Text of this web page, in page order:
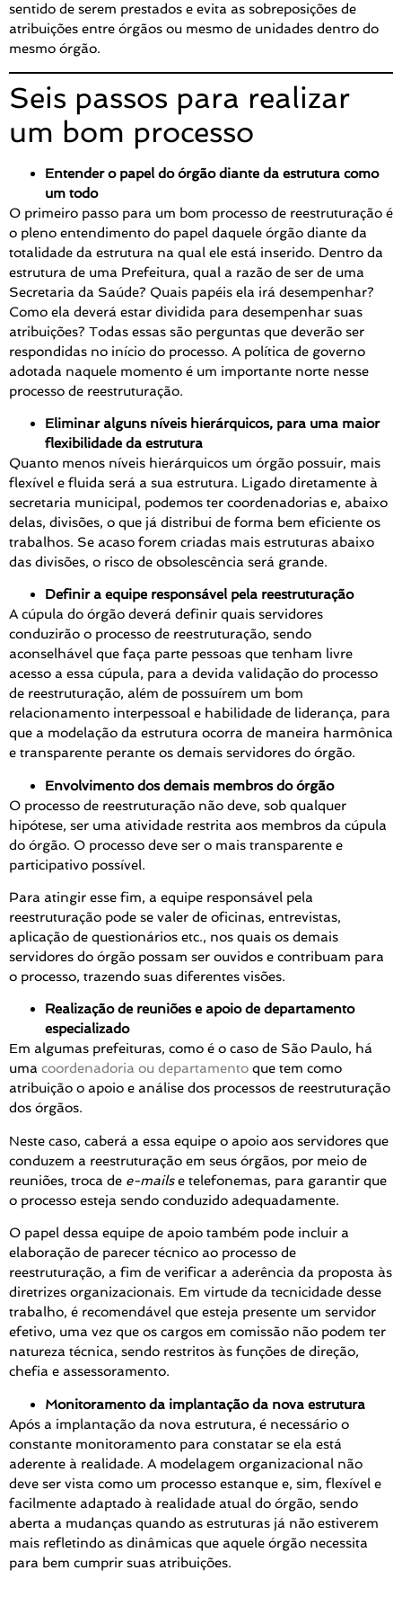
sentido de serem prestados e evita as sobreposições de
atribuições entre órgãos ou mesmo de unidades dentro do
mesmo órgão.
Seis passos para realizar
um bom processo
Entender o papel do órgão diante da estrutura como
um todo
O primeiro passo para um bom processo de reestruturação é
o pleno entendimento do papel daquele órgão diante da
totalidade da estrutura na qual ele está inserido. Dentro da
estrutura de uma Prefeitura, qual a razão de ser de uma
Secretaria da Saúde? Quais papéis ela irá desempenhar?
Como ela deverá estar dividida para desempenhar suas
atribuições? Todas essas são perguntas que deverão ser
respondidas no início do processo. A política de governo
adotada naquele momento é um importante norte nesse
processo de reestruturação.
Eliminar alguns níveis hierárquicos, para uma maior
flexibilidade da estrutura
Quanto menos níveis hierárquicos um órgão possuir, mais
flexível e fluida será a sua estrutura. Ligado diretamente à
secretaria municipal, podemos ter coordenadorias e, abaixo
delas, divisões, o que já distribui de forma bem eficiente os
trabalhos. Se acaso forem criadas mais estruturas abaixo
das divisões, o risco de obsolescência será grande.
Definir a equipe responsável pela reestruturação
A cúpula do órgão deverá definir quais servidores
conduzirão o processo de reestruturação, sendo
aconselhável que faça parte pessoas que tenham livre
acesso a essa cúpula, para a devida validação do processo
de reestruturação, além de possuírem um bom
relacionamento interpessoal e habilidade de liderança, para
que a modelação da estrutura ocorra de maneira harmônica
e transparente perante os demais servidores do órgão.
Envolvimento dos demais membros do órgão
O processo de reestruturação não deve, sob qualquer
hipótese, ser uma atividade restrita aos membros da cúpula
do órgão. O processo deve ser o mais transparente e
participativo possível.
Para atingir esse fim, a equipe responsável pela
reestruturação pode se valer de oficinas, entrevistas,
aplicação de questionários etc., nos quais os demais
servidores do órgão possam ser ouvidos e contribuam para
o processo, trazendo suas diferentes visões.
Realização de reuniões e apoio de departamento
especializado
Em algumas prefeituras, como é o caso de São Paulo, há
uma coordenadoria ou departamento que tem como
atribuição o apoio e análise dos processos de reestruturação
dos órgãos.
Neste caso, caberá a essa equipe o apoio aos servidores que
conduzem a reestruturação em seus órgãos, por meio de
reuniões, troca de e-mailse telefonemas, para garantir que
o processo esteja sendo conduzido adequadamente.
O papel dessa equipe de apoio também pode incluir a
elaboração de parecer técnico ao processo de
reestruturação, a fim de verificar a aderência da proposta às
diretrizes organizacionais. Em virtude da tecnicidade desse
trabalho, é recomendável que esteja presente um servidor
efetivo, uma vez que os cargos em comissão não podem ter
natureza técnica, sendo restritos às funções de direção,
chefia e assessoramento.
Monitoramento da implantação da nova estrutura
Após a implantação da nova estrutura, é necessário o
constante monitoramento para constatar se ela está
aderente à realidade. A modelagem organizacional não
deve ser vista como um processo estanque e, sim, flexível e
facilmente adaptado à realidade atual do órgão, sendo
aberta a mudanças quando as estruturas já não estiverem
mais refletindo as dinâmicas que aquele órgão necessita
para bem cumprir suas atribuições.